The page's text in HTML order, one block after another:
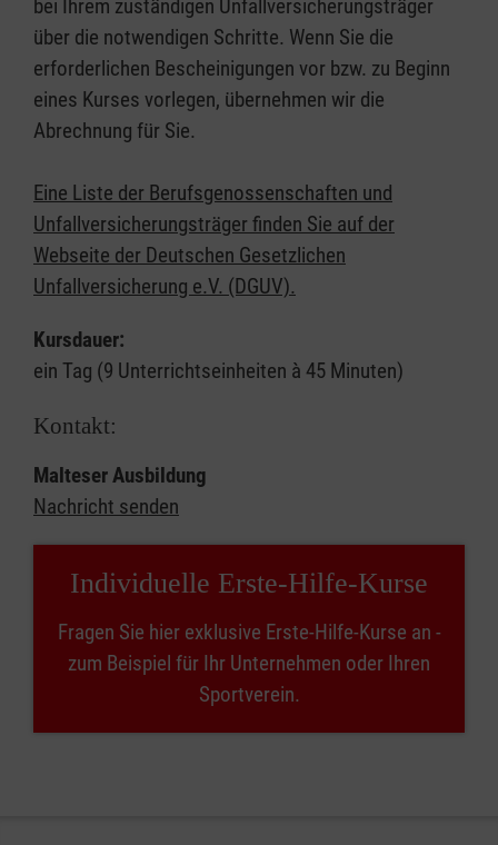
bei Ihrem zuständigen Unfallversicherungsträger
über die notwendigen Schritte. Wenn Sie die
erforderlichen Bescheinigungen vor bzw. zu Beginn
eines Kurses vorlegen, übernehmen wir die
Abrechnung für Sie.
Eine Liste der Berufsgenossenschaften und
Unfallversicherungsträger finden Sie auf der
Webseite der Deutschen Gesetzlichen
Unfallversicherung e.V. (DGUV).
Kursdauer:
ein Tag (9 Unterrichtseinheiten à 45 Minuten)
Kontakt:
Malteser Ausbildung
Nachricht senden
Individuelle Erste-Hilfe-Kurse
Fragen Sie hier exklusive Erste-Hilfe-Kurse an -
zum Beispiel für Ihr Unternehmen oder Ihren
Sportverein.